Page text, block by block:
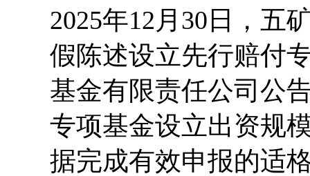
2025年12月30日，五
假陈述设立先行赔付
基金有限责任公司公
专项基金设立出资规
据完成有效申报的适